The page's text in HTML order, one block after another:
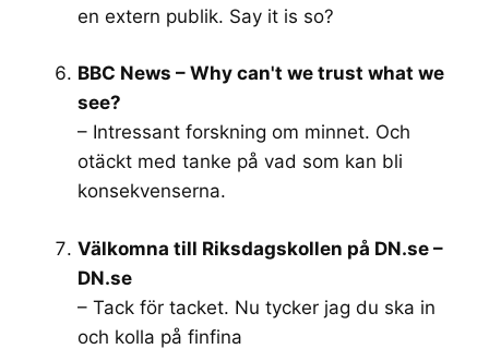
en extern publik. Say it is so?
BBC News – Why can't we trust what we
see?
– Intressant forskning om minnet. Och
otäckt med tanke på vad som kan bli
konsekvenserna.
Välkomna till Riksdagskollen på DN.se –
DN.se
– Tack för tacket. Nu tycker jag du ska in
och kolla på finfina